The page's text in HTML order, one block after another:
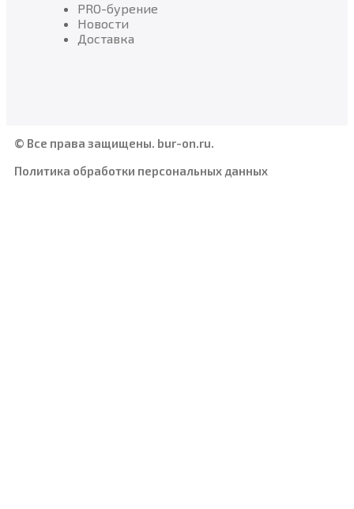
PRO-бурение
Новости
Доставка
© Все права защищены. bur-on.ru.
Политика обработки персональных данных